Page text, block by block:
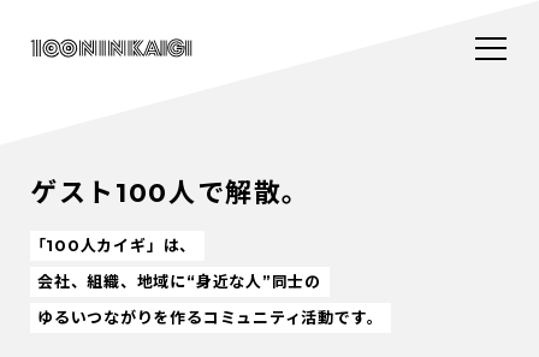
ゲスト100人で解散。
「100人カイギ」は、
会社、組織、地域に“身近な人”同士の
ゆるいつながりを作るコミュニティ活動です。